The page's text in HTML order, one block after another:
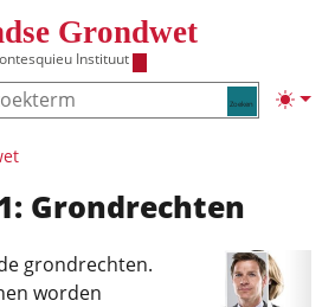
Grondwet
Instituut
Zoeken
Grondrechten
grondrechten.
worden